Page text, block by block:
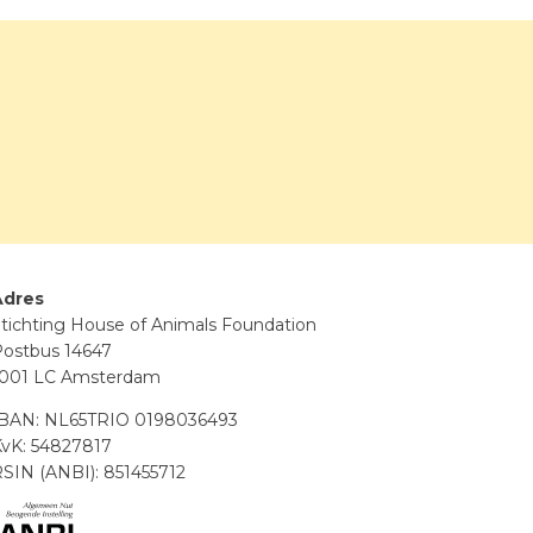
House of Animals Foundation
14647
LC Amsterdam
NL65TRIO 0198036493
54827817
(ANBI): 851455712